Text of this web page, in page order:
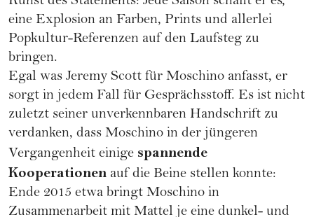
eine Explosion an Farben, Prints und allerlei
Popkultur-Referenzen auf den Laufsteg zu
bringen.
Egal was Jeremy Scott für Moschino anfasst, er
sorgt in jedem Fall für Gesprächsstoff. Es ist nicht
zuletzt seiner unverkennbaren Handschrift zu
verdanken, dass Moschino in der jüngeren
Vergangenheit einige spannende
Kooperationen auf die Beine stellen konnte:
Ende 2015 etwa bringt Moschino in
Zusammenarbeit mit Mattel je eine dunkel- und